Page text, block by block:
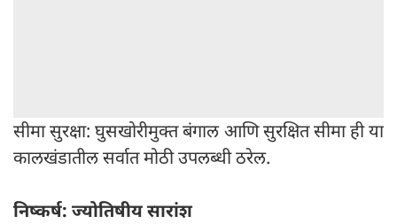
सीमा सुरक्षा: घुसखोरीमुक्त बंगाल आणि सुरक्षित सीमा ही या
कालखंडातील सर्वात मोठी उपलब्धी ठरेल.
निष्कर्ष: ज्योतिषीय सारांश